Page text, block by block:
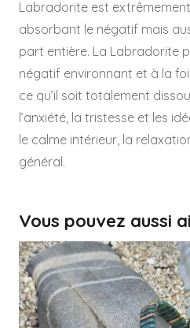
Labradorite est
absorbant le négatif mais
part entière. La Labradorite
négatif environnant et à la
ce qu’il soit totalement
l’anxiété, la tristesse et les
le calme intérieur, la
général.
Vous pouvez aussi